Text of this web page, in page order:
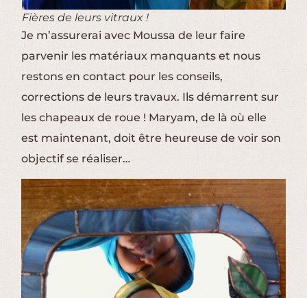
Fières de leurs vitraux !
Je m’assurerai avec Moussa de leur faire
parvenir les matériaux manquants et nous
restons en contact pour les conseils,
corrections de leurs travaux. Ils démarrent sur
les chapeaux de roue ! Maryam, de là où elle
est maintenant, doit être heureuse de voir son
objectif se réaliser…